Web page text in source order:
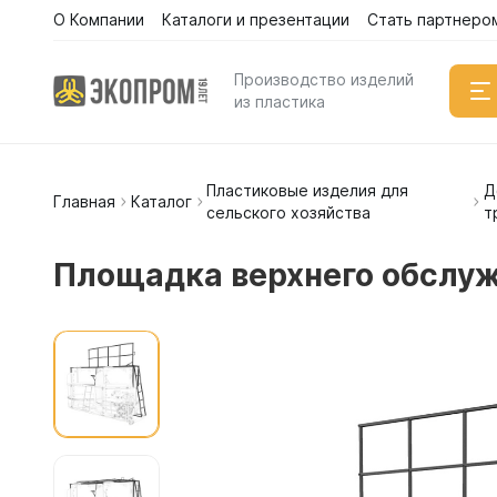
О Компании Каталоги и презентации Стать
Производство изделий
из пластика
Емкости
Емкости
Емкости
Емкости
Главная Каталог
Пластиковые изделия для
сельского хозяйства
Площадка верхнего